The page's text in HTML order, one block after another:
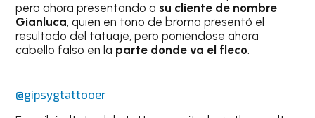
pero ahora presentando a su cliente de nombre
Gianluca, quien en tono de broma presentó el
resultado del tatuaje, pero poniéndose ahora
cabello falso en la parte donde va el fleco.
@gipsygtattooer